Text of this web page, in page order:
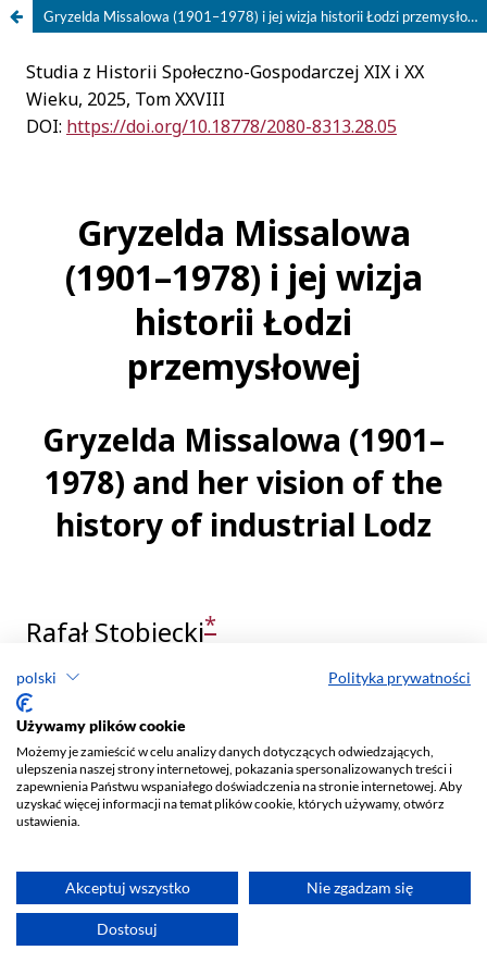
polski Polityka prywatności
Używamy plików cookie
Możemy je zamieścić w celu analizy danych dotyczących odwiedzających,
ulepszenia naszej strony internetowej, pokazania spersonalizowanych treści i
zapewnienia Państwu wspaniałego doświadczenia na stronie internetowej. Aby
uzyskać więcej informacji na temat plików cookie, których używamy, otwórz
ustawienia.
Akceptuj wszystko Nie zgadzam się
Dostosuj
Gryzelda Missalowa (1901–1978) i jej wizja historii Łodzi przemysłowej